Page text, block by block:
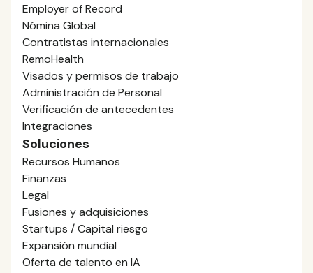
Employer of Record
Nómina Global
Contratistas internacionales
RemoHealth
Visados y permisos de trabajo
Administración de Personal
Verificación de antecedentes
Integraciones
Soluciones
Recursos Humanos
Finanzas
Legal
Fusiones y adquisiciones
Startups / Capital riesgo
Expansión mundial
Oferta de talento en IA